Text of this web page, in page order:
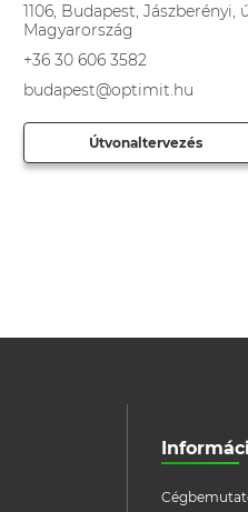
1106, Budapest, Jászberényi,
Magyarország
+36 30 606 3582
budapest@optimit.hu
Útvonaltervezés